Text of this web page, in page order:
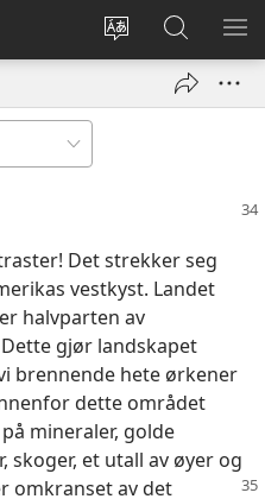
Endre
Logg
inn
vindu)
Søk
på
JW.ORG
VIS
Det strekker seg
vestkyst. Landet
halvparten av
gjør landskapet
brennende hete ørkener
dette området
mineraler, golde
skoger, et utall av øyer og
omkranset av det